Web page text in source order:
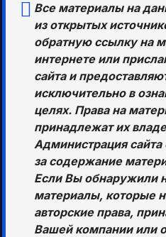
проливу
Все материалы на
из открытых
обратную ссылку на
интернете или
сайта и
исключительно в
целях. Права на
принадлежат их
Администрация сайта
за содержание
Если Вы обнаружили
материалы, которые
авторские права,
Вашей компании или